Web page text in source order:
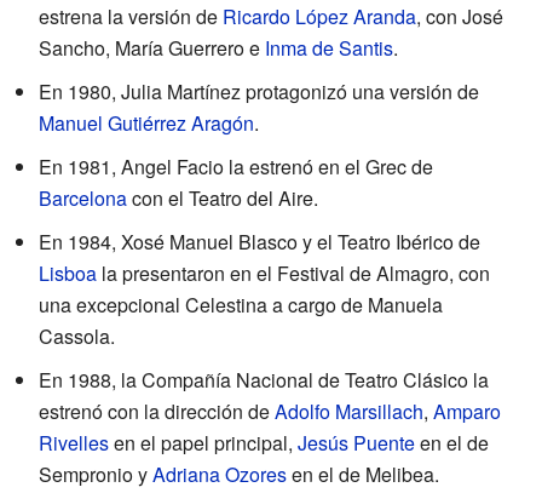
estrena la versión de Ricardo López Aranda, con José
Sancho, María Guerrero e Inma de Santis.
En 1980, Julia Martínez protagonizó una versión de
Manuel Gutiérrez Aragón.
En 1981, Angel Facio la estrenó en el Grec de
Barcelonacon el Teatro del Aire.
En 1984, Xosé Manuel Blasco y el Teatro Ibérico de
Lisboa la presentaron en el Festival de Almagro, con
una excepcional Celestina a cargo de Manuela
Cassola.
En 1988, la Compañía Nacional de Teatro Clásico la
estrenó con la dirección deAdolfo Marsillach, Amparo
Rivellesen el papel principal, Jesús Puenteen el de
Sempronio yAdriana Ozoresen el de Melibea.